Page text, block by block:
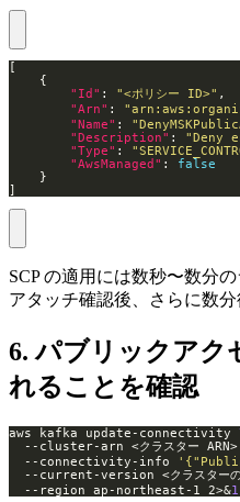
"Id" : "<ポリシー ID>"
"Arn" :
"Name" :
"Description" : "Deny
"Type" :
"AwsManaged" : false
SCP の適用には数秒〜数分
アタッチ確認後、さらに数
6. パブリックアク
れることを確認
aws kafka update-connectivity
  --cluster-arn <クラスター ARN>
  --connectivity-info
--current-version <クラスターの
  --region ap-northeast-1 2>&
1